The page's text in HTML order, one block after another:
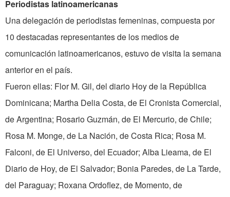
Periodistas latinoamericanas
Una delegación de periodistas femeninas, compuesta por
10 destacadas representantes de los medios de
comunicación latinoamericanos, estuvo de visita la semana
anterior en el país.
Fueron ellas: Flor M. Gil, del diario Hoy de la República
Dominicana; Martha Delia Costa, de El Cronista Comercial,
de Argentina; Rosario Guzmán, de El Mercurio, de Chile;
Rosa M. Monge, de La Nación, de Costa Rica; Rosa M.
Falconi, de El Universo, del Ecuador; Alba Lieama, de El
Diario de Hoy, de El Salvador; Bonia Paredes, de La Tarde,
del Paraguay; Roxana Ordoflez, de Momento, de